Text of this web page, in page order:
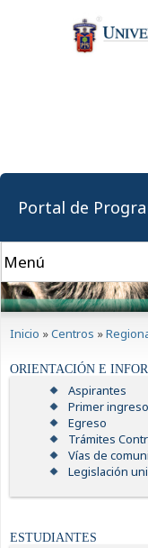
Portal de
Inicio »Centros »
ORIENTACIÓN E
Aspirantes
Primer ingreso
Egreso
Trámites
Vías de
Legislación
ESTUDIANTES